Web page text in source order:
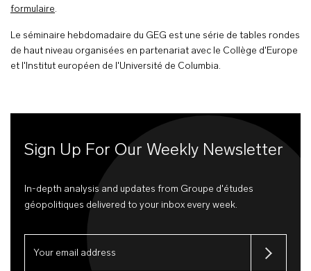
formulaire.
Le séminaire hebdomadaire du GEG est une série de tables rondes
de haut niveau organisées en partenariat avec le Collège d'Europe
et l'Institut européen de l'Université de Columbia.
Sign Up For Our Weekly Newsletter
In-depth analysis and updates from Groupe d'études
géopolitiques delivered to your inbox every week.